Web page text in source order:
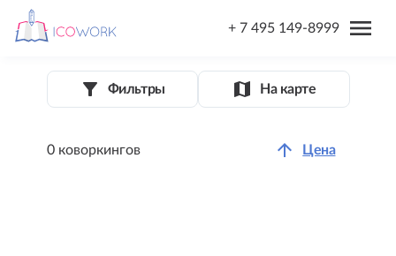
+ 7 495 149-8999 menu
filter_list_alt Фильтры map На карте
0 коворкингов arrow_upward Цена